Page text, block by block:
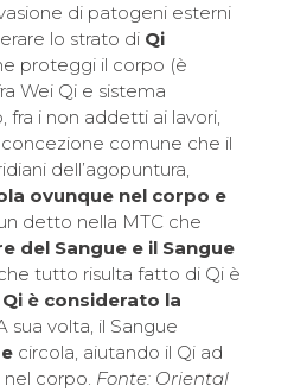
di patogeni esterni
lo strato di Qi
proteggi il corpo (è
Wei Qi e sistema
fra i non addetti ai lavori,
comune che il
dell’agopuntura,
ovunque nel corpo e
un detto nella MTC che
del Sangue e il Sangue
tutto risulta fatto di Qi è
Qi è considerato la
sua volta, il Sangue
circola, aiutando il Qi ad
nel corpo. Fonte: Oriental